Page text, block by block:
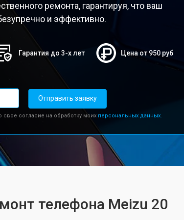
ремонта, гарантируя, что ваш
и эффективно.
Гарантия до 3-х лет Цена от 950 руб
Отправить заявку
согласие на обработку моих персональных данных.
телефона Meizu 20